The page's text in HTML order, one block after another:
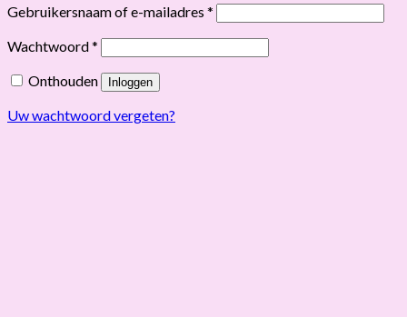
Gebruikersnaam of e-mailadres * Vereist
Wachtwoord* Vereist
Onthouden Inloggen
Uw wachtwoord vergeten?